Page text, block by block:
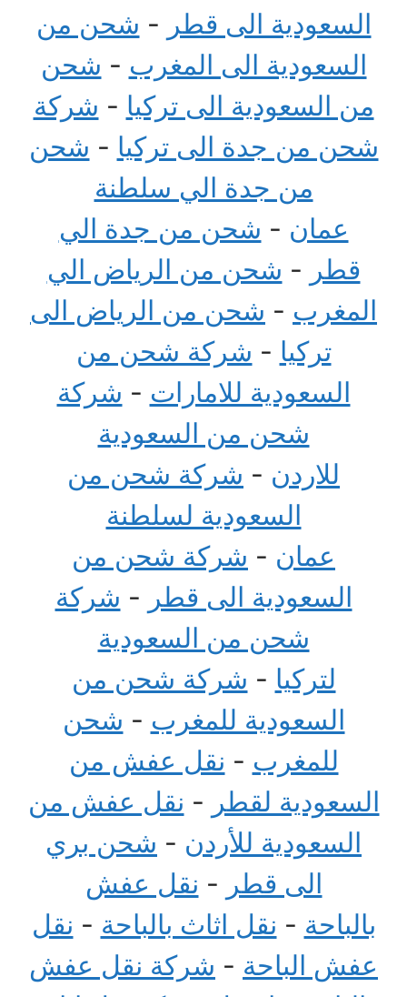
السعودية الى قطر - شحن من
السعودية الى المغرب - شحن
من السعودية الى تركيا - شركة
شحن من جدة الى تركيا - شحن
من جدة الي سلطنة
عمان - شحن من جدة الي
قطر - شحن من الرياض الي
المغرب - شحن من الرياض الى
تركيا - شركة شحن من
السعودية للامارات - شركة
شحن من السعودية
للاردن - شركة شحن من
السعودية لسلطنة
عمان - شركة شحن من
السعودية الى قطر - شركة
شحن من السعودية
لتركيا - شركة شحن من
السعودية للمغرب - شحن
للمغرب - نقل عفش من
السعودية لقطر - نقل عفش من
السعودية للأردن - شحن بري
الى قطر - نقل عفش
بالباحة - نقل اثاث بالباحة - نقل
عفش الباحة - شركة نقل عفش